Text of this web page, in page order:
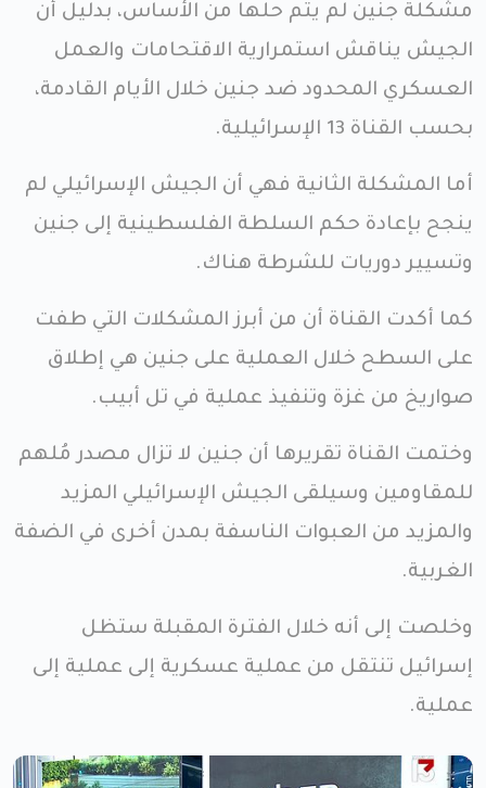
مشكلة جنين لم يتم حلها من الأساس، بدليل أن
الجيش يناقش استمرارية الاقتحامات والعمل
العسكري المحدود ضد جنين خلال الأيام القادمة،
بحسب القناة 13 الإسرائيلية.
أما المشكلة الثانية فهي أن الجيش الإسرائيلي لم
ينجح بإعادة حكم السلطة الفلسطينية إلى جنين
وتسيير دوريات للشرطة هناك.
كما أكدت القناة أن من أبرز المشكلات التي طفت
على السطح خلال العملية على جنين هي إطلاق
صواريخ من غزة وتنفيذ عملية في تل أبيب.
وختمت القناة تقريرها أن جنين لا تزال مصدر مُلهم
للمقاومين وسيلقى الجيش الإسرائيلي المزيد
والمزيد من العبوات الناسفة بمدن أخرى في الضفة
الغربية.
وخلصت إلى أنه خلال الفترة المقبلة ستظل
إسرائيل تنتقل من عملية عسكرية إلى عملية إلى
عملية.